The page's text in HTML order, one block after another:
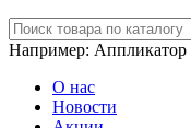
Например: Аппликатор
О нас
Новости